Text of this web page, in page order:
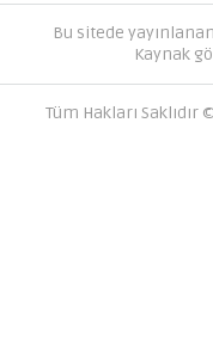
AVRUPA
Bu sitede
Kaynak
Tüm Hakları Saklıdır